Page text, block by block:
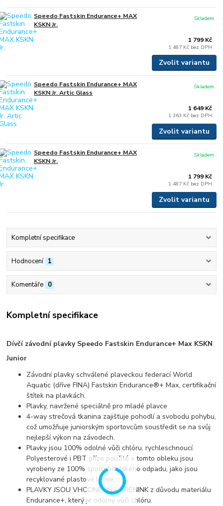
Speedo Fastskin Endurance+ MAX
KSKN Jr.
1 799 Kč
1 487 Kč bez DPH
Skladem
Zvolit variantu
Speedo Fastskin Endurance+ MAX
KSKN Jr. Artic Glass
1 649 Kč
1 363 Kč bez DPH
Skladem
Zvolit variantu
Speedo Fastskin Endurance+ MAX
KSKN Jr.
1 799 Kč
1 487 Kč bez DPH
Skladem
Zvolit variantu
Kompletní specifikace
Hodnocení 1
Komentáře 0
Kompletní specifikace
Dívčí závodní plavky Speedo Fastskin Endurance+ Max KSKN
Junior
Závodní plavky schválené plaveckou federací World
Aquatic (dříve FINA) Fastskin Endurance®+ Max, certifikační
štítek na plavkách.
Plavky, navržené speciálně pro mladé plavce
4-way strečová tkanina zajišťuje pohodlí a svobodu pohybu,
což umožňuje juniorským sportovcům soustředit se na svůj
nejlepší výkon na závodech.
Plavky jsou 100% odolné vůči chlóru, rychleschnoucí.
Polyesterové i PBT příze použité v tomto obleku jsou
vyrobeny ze 100% spotřebitelského odpadu, jako jsou
recyklované plastové lahve.
PLAVKY JSOU VHODNÉ I NA TRÉNINK z důvodu materiálu
Endurance+, který je odolný vůči chlóru.